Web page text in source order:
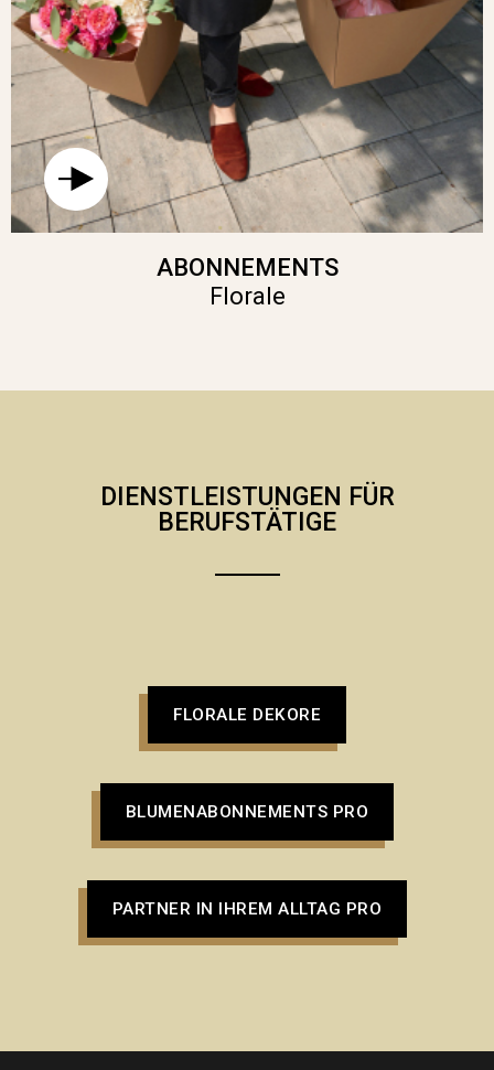
ABONNEMENTS
Florale
DIENSTLEISTUNGEN FÜR
BERUFSTÄTIGE
FLORALE DEKORE
BLUMENABONNEMENTS PRO
PARTNER IN IHREM ALLTAG PRO